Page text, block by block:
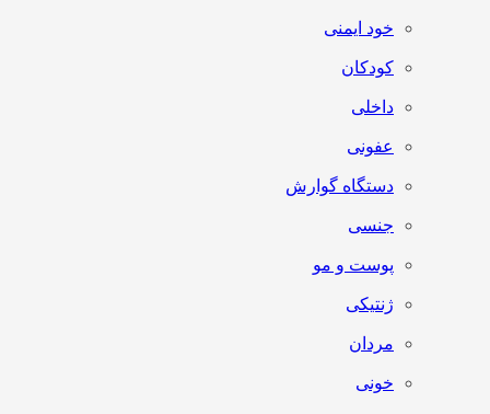
خود ایمنی
کودکان
داخلی
عفونی
دستگاه گوارش
جنسی
پوست و مو
ژنتیکی
مردان
خونی